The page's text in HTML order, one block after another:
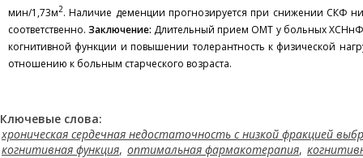
мин/1,73м2. Наличие деменции прогнозируется при снижении СКФ
соответственно.Заключение: Длительный прием ОМТ у больных
когнитивной функции и повышении толерантность к физической
отношению к больным старческого возраста.
Ключевые слова:
хроническая сердечная недостаточность с низкой фракцией
когнитивная функция, оптимальная фармакотерапия,